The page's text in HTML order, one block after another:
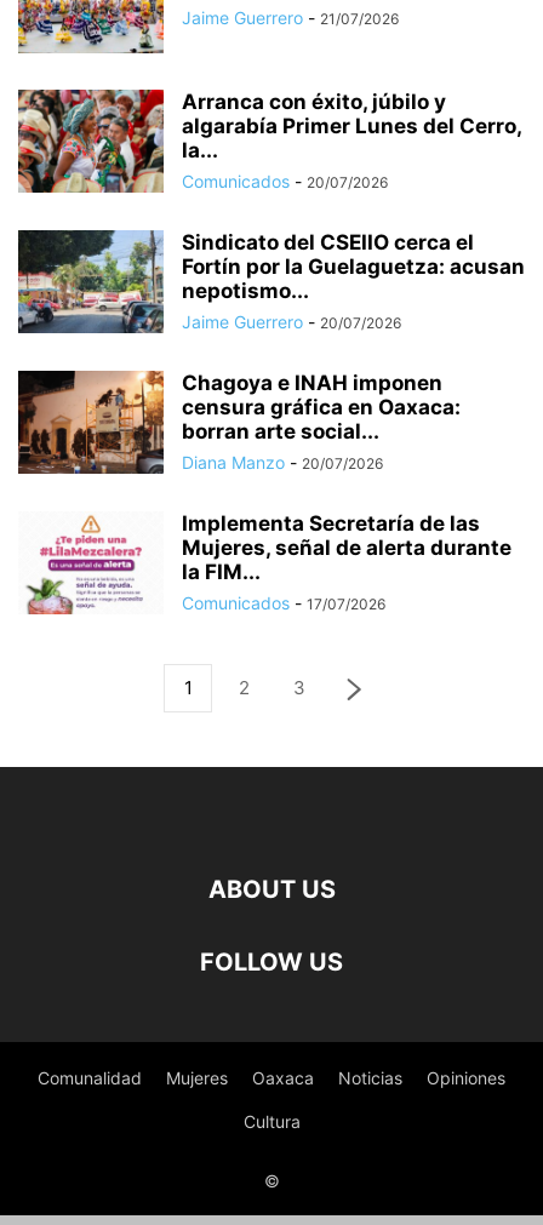
Jaime Guerrero - 21/07/2026
Arranca con éxito, júbilo y
algarabía Primer Lunes del Cerro,
la...
Comunicados - 20/07/2026
Sindicato del CSEIIO cerca el
Fortín por la Guelaguetza: acusan
nepotismo...
Jaime Guerrero - 20/07/2026
Chagoya e INAH imponen
censura gráfica en Oaxaca:
borran arte social...
Diana Manzo - 20/07/2026
Implementa Secretaría de las
Mujeres, señal de alerta durante
la FIM...
Comunicados - 17/07/2026
1 2 3
ABOUT US
FOLLOW US
Comunalidad Mujeres Oaxaca Noticias Opiniones
Cultura
©